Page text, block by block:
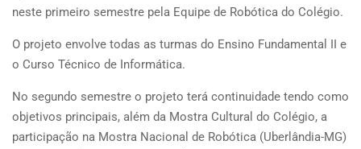
neste primeiro semestre pela Equipe de Robótica do Colégio.
O projeto envolve todas as turmas do Ensino Fundamental II e
o Curso Técnico de Informática.
No segundo semestre o projeto terá continuidade tendo como
objetivos principais, além da Mostra Cultural do Colégio, a
participação na Mostra Nacional de Robótica (Uberlândia-MG)